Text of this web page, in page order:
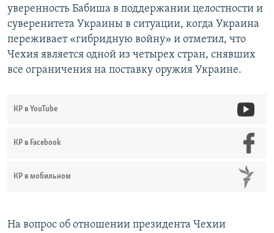
уверенность Бабиша в поддержании целостности и
суверенитета Украины в ситуации, когда Украина
переживает «гибридную войну» и отметил, что
Чехия является одной из четырех стран, снявших
все ограничения на поставку оружия Украине.
КР в YouTube
КР в Facebook
КР в мобильном
На вопрос об отношении президента Чехии